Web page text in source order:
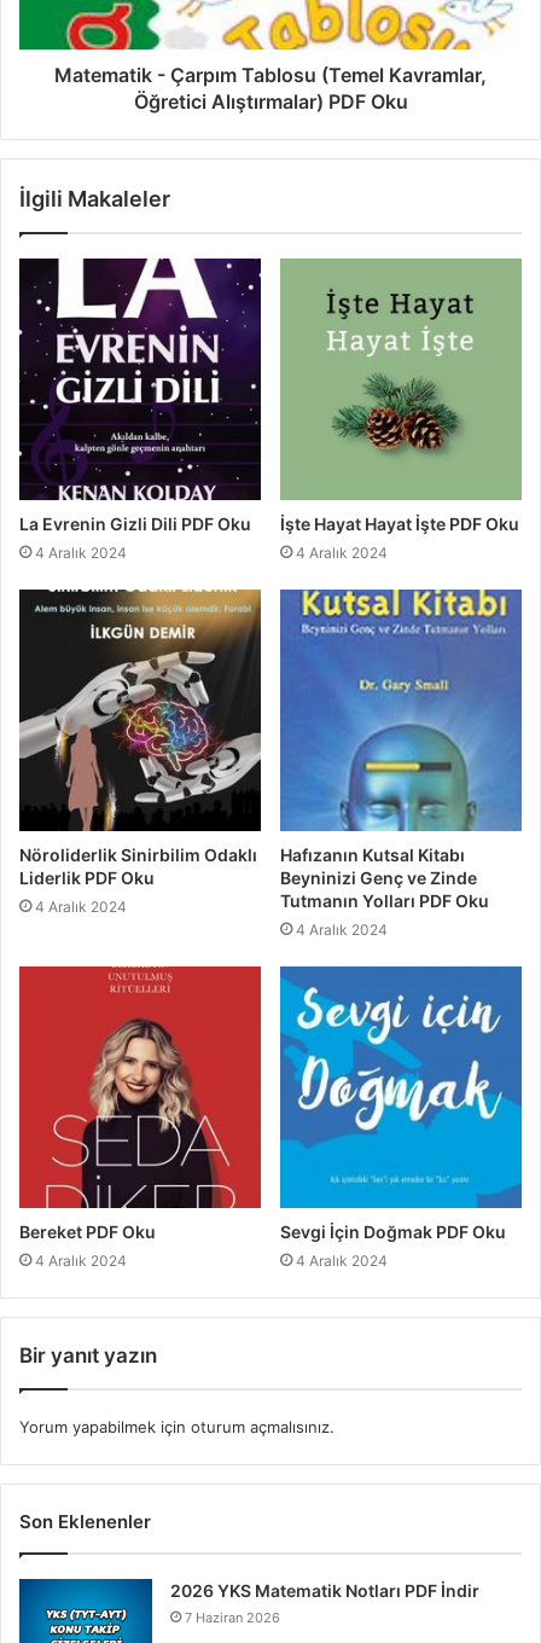
Matematik - Çarpım Tablosu (Temel Kavramlar,
Öğretici Alıştırmalar) PDF Oku
İlgili Makaleler
La Evrenin Gizli Dili PDF Oku
4 Aralık 2024
İşte Hayat Hayat İşte PDF Oku
4 Aralık 2024
Nöroliderlik Sinirbilim Odaklı
Liderlik PDF Oku
4 Aralık 2024
Hafızanın Kutsal Kitabı
Beyninizi Genç ve Zinde
Tutmanın Yolları PDF Oku
4 Aralık 2024
Bereket PDF Oku
4 Aralık 2024
Sevgi İçin Doğmak PDF Oku
4 Aralık 2024
Bir yanıt yazın
Yorum yapabilmek için oturum açmalısınız.
Son Eklenenler
2026 YKS Matematik Notları PDF İndir
7 Haziran 2026